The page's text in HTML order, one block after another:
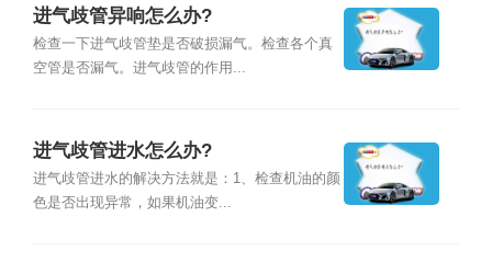
进气歧管异响怎么办?
检查一下进气歧管垫是否破损漏气。检查各个真
空管是否漏气。进气歧管的作用...
进气歧管进水怎么办?
进气歧管进水的解决方法就是：1、检查机油的颜
色是否出现异常，如果机油变...